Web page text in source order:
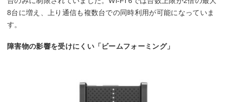
8台に増え、上り通信も複数台での同時利用が可能になっていま
す。
障害物の影響を受けにくい「ビームフォーミング」